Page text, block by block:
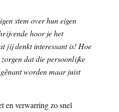
stem over hun eigen
hoor je het
jij denkt interessant is! Hoe
dat die persoonlijke
worden maar juist
en verwarring zo snel